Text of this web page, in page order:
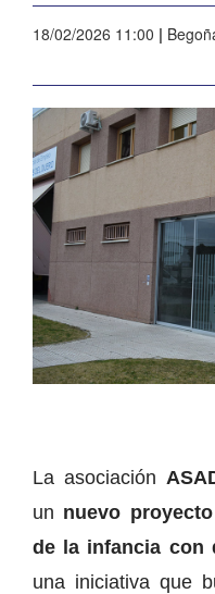
18/02/2026 11:00 |
La asociación
un nuevo
de la infancia con
una iniciativa que